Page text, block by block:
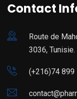
Contact
Route de
3036, Tunisie.
(+216)74 899